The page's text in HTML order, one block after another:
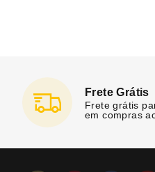
Frete Grátis
Frete grátis
em compras